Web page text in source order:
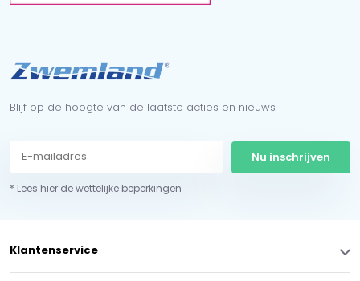
Blijf op de hoogte van de laatste acties en nieuws
Nu inschrijven
* Lees hier de wettelijke beperkingen
Klantenservice